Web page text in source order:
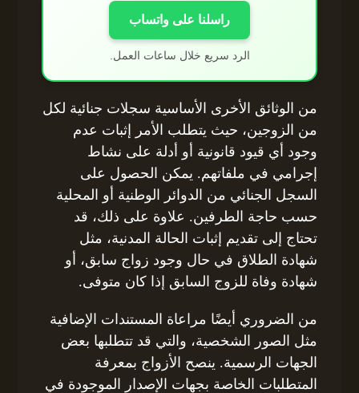
راسلنا على واتساب
الرد سريع خلال ساعات العمل.
من الوثائق الأخرى الأساسية سجلات جنائية لكل
من الزوجين، حيث يتطلب الأمر إثبات عدم
وجود أي قيود قانونية أو أدلة على نشاط
إجرامي في ملفاتهم. يمكن الحصول على
السجل الجنائي من الدوائر الوطنية أو المحلية
حسب حاجة الطرفين. علاوة على ذلك، قد
تحتاج إلى تقديم إثبات الحالة المدنية، مثل
شهادة الطلاق في حال وجود زواج سابق، أو
شهادة وفاة للزوج السابق إذا كان متوفى.
من الضروري أيضًا مراعاة المستندات الإضافية
مثل الصور الشخصية، والتي قد تتطلبها بعض
الجهات الرسمية. ينصح الأزواج بمعرفة
المتطلبات الخاصة بجهات الإصدار الموجودة في